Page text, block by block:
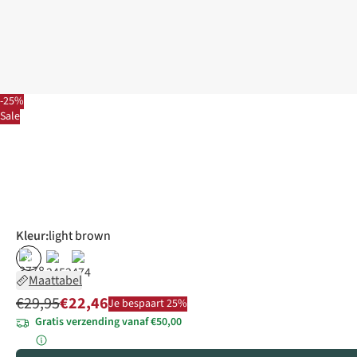
-25%
Sale
Kleur:light brown
%
Maattabel
€29,95€22,46Je bespaart 25%
Gratis verzending vanaf €50,00